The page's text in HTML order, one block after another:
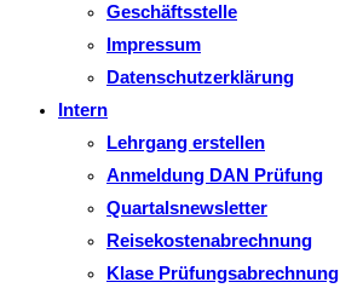
Geschäftsstelle
Impressum
Datenschutzerklärung
Intern
Lehrgang erstellen
Anmeldung DAN Prüfung
Quartalsnewsletter
Reisekostenabrechnung
Klase Prüfungsabrechnung